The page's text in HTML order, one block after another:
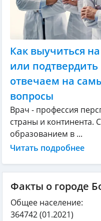
Как выучиться
или
отвечаем на
вопросы
Врач - профессия
страны и континента.
образованием в ...
Читать подробнее
Факты о городе
Общее население:
364742(01.2021)